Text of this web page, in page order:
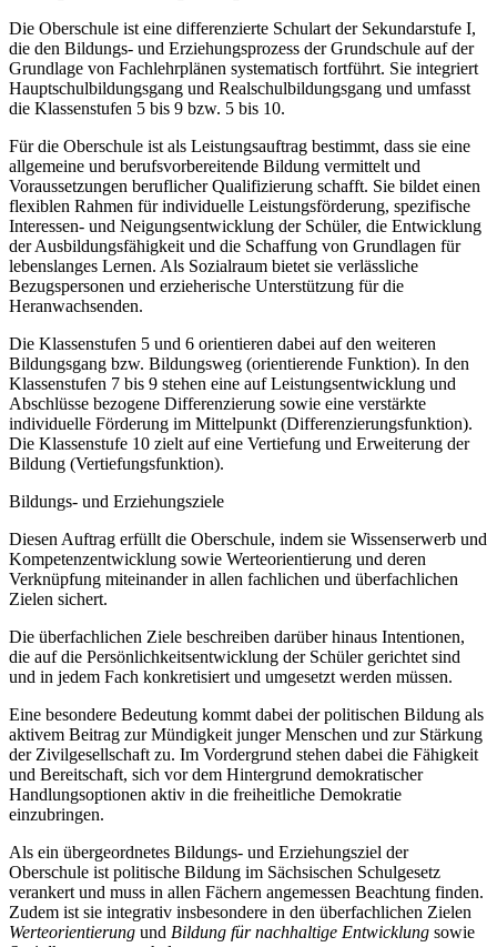
Die Oberschule ist eine differenzierte Schulart der Sekundarstufe I,
die den Bildungs- und Erziehungsprozess der Grundschule auf der
Grundlage von Fachlehrplänen systematisch fortführt. Sie integriert
Hauptschulbildungsgang und Realschulbildungsgang und umfasst
die Klassenstufen 5 bis 9 bzw. 5 bis 10.
Für die Oberschule ist als Leistungsauftrag bestimmt, dass sie eine
allgemeine und berufsvorbereitende Bildung vermittelt und
Voraussetzungen beruflicher Qualifizierung schafft. Sie bildet einen
flexiblen Rahmen für individuelle Leistungsförderung, spezifische
Interessen- und Neigungsentwicklung der Schüler, die Entwicklung
der Ausbildungsfähigkeit und die Schaffung von Grundlagen für
lebenslanges Lernen. Als Sozialraum bietet sie verlässliche
Bezugspersonen und erzieherische Unterstützung für die
Heranwachsenden.
Die Klassenstufen 5 und 6 orientieren dabei auf den weiteren
Bildungsgang bzw. Bildungsweg (orientierende Funktion). In den
Klassenstufen 7 bis 9 stehen eine auf Leistungsentwicklung und
Abschlüsse bezogene Differenzierung sowie eine verstärkte
individuelle Förderung im Mittelpunkt (Differenzierungsfunktion).
Die Klassenstufe 10 zielt auf eine Vertiefung und Erweiterung der
Bildung (Vertiefungsfunktion).
Bildungs- und Erziehungsziele
Diesen Auftrag erfüllt die Oberschule, indem sie Wissenserwerb und
Kompetenzentwicklung sowie Werteorientierung und deren
Verknüpfung miteinander in allen fachlichen und überfachlichen
Zielen sichert.
Die überfachlichen Ziele beschreiben darüber hinaus Intentionen,
die auf die Persönlichkeitsentwicklung der Schüler gerichtet sind
und in jedem Fach konkretisiert und umgesetzt werden müssen.
Eine besondere Bedeutung kommt dabei der politischen Bildung als
aktivem Beitrag zur Mündigkeit junger Menschen und zur Stärkung
der Zivilgesellschaft zu. Im Vordergrund stehen dabei die Fähigkeit
und Bereitschaft, sich vor dem Hintergrund demokratischer
Handlungsoptionen aktiv in die freiheitliche Demokratie
einzubringen.
Als ein übergeordnetes Bildungs- und Erziehungsziel der
Oberschule ist politische Bildung im Sächsischen Schulgesetz
verankert und muss in allen Fächern angemessen Beachtung finden.
Zudem ist sie integrativ insbesondere in den überfachlichen Zielen
Werteorientierung und Bildung für nachhaltige Entwicklung sowie